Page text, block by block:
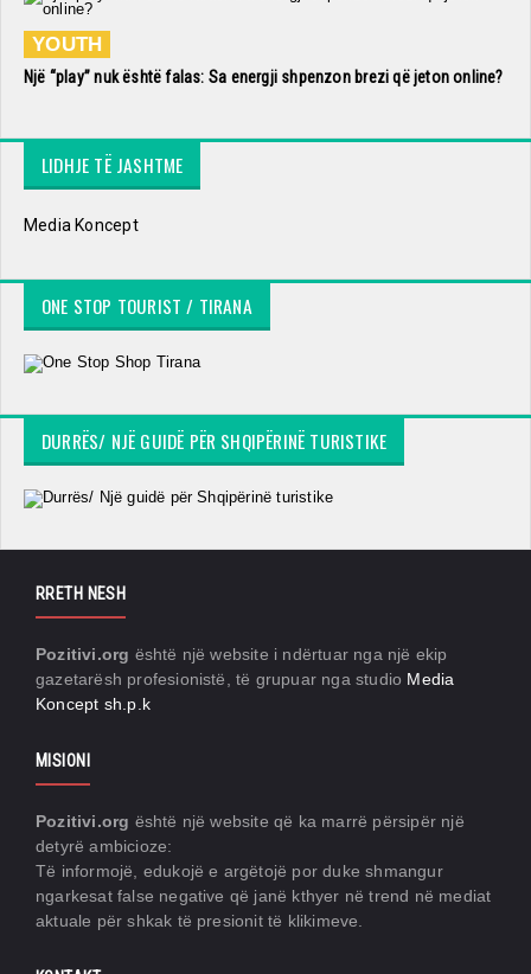
YOUTH
Një “play” nuk është falas: Sa energji shpenzon brezi që jeton online?
LIDHJE TË JASHTME
Media Koncept
ONE STOP TOURIST / TIRANA
DURRËS/ NJË GUIDË PËR SHQIPËRINË TURISTIKE
RRETH NESH
Pozitivi.org është një website i ndërtuar nga një ekip
gazetarësh profesionistë, të grupuar nga studio Media
Koncept sh.p.k
MISIONI
Pozitivi.org është një website që ka marrë përsipër një
detyrë ambicioze:
Të informojë, edukojë e argëtojë por duke shmangur
ngarkesat false negative që janë kthyer në trend në mediat
aktuale për shkak të presionit të klikimeve.